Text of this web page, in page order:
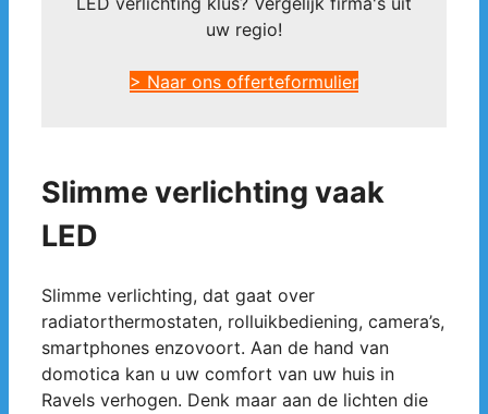
uw regio!
> Naar ons offerteformulier
Slimme verlichting vaak
LED
Slimme verlichting, dat gaat over
radiatorthermostaten, rolluikbediening, camera’s,
smartphones enzovoort. Aan de hand van
domotica kan u uw comfort van uw huis in
Ravels verhogen. Denk maar aan de lichten die